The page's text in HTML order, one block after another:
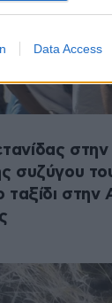
Data Access
συζύγου
ταξίδι